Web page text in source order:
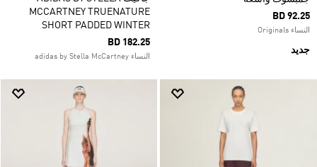
BD 92.25
النساء Originals
جديد
MCCARTNEY TRUENATURE
SHORT PADDED WINTER
BD 182.25
النساء adidas by Stella McCartney